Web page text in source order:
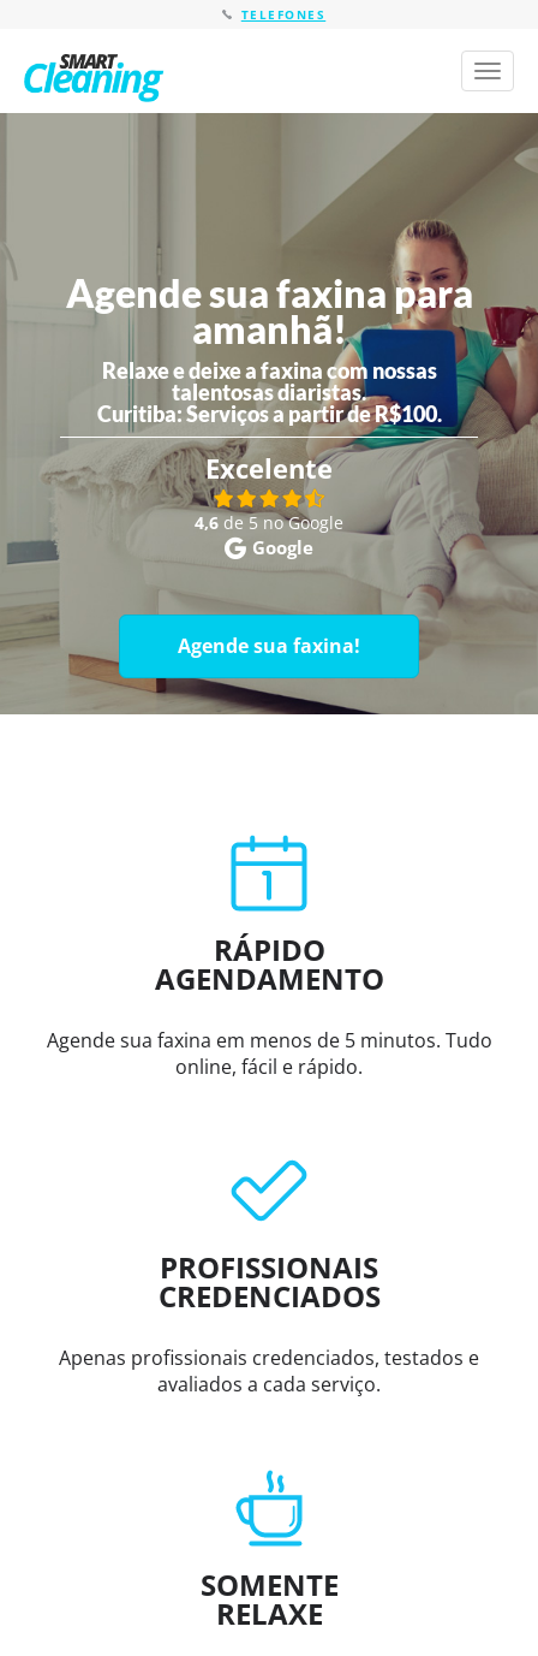
TELEFONES
Toggle
Agende sua faxina para
amanhã!
Relaxe e deixe a faxina com nossas
talentosas diaristas.
Curitiba:Serviços a partir de R$100.
Excelente
4,6 de 5 no Google
Google
Agende sua faxina!
RÁPIDO
AGENDAMENTO
Agende sua faxina em menos de 5 minutos. Tudo
online, fácil e rápido.
PROFISSIONAIS
CREDENCIADOS
Apenas profissionais credenciados, testados e
avaliados a cada serviço.
SOMENTE
RELAXE